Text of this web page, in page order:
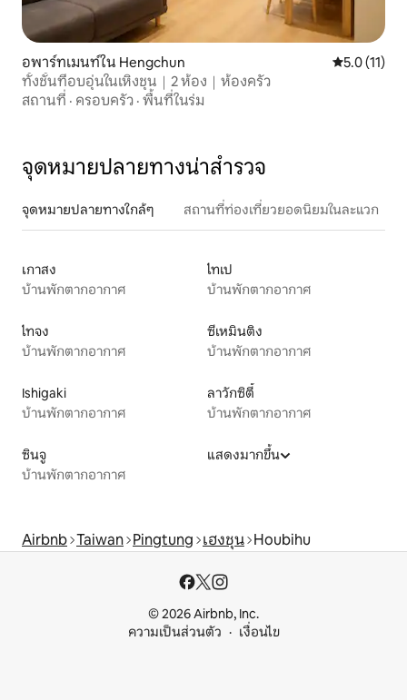
อพาร์ทเมนท์ใน Hengchun คะแนนเฉลี่ย
5.0 (11)
ทั้งชั้นที่อบอุ่นในเหิงชุน｜2 ห้อง｜ห้องครัว
สถานที่ · ครอบครัว · พื้นที่ในร่ม
จุดหมายปลายทางน่าสำรวจ
จุดหมายปลายทางใกล้ๆ สถานที่ท่องเที่ยวยอดนิยมในละแวก
เกาสง
บ้านพักตากอากาศ
ไทเป
บ้านพักตากอากาศ
ไทจง
บ้านพักตากอากาศ
ซีเหมินติง
บ้านพักตากอากาศ
Ishigaki
บ้านพักตากอากาศ
ลาวักซิตี้
บ้านพักตากอากาศ
ซินจู
บ้านพักตากอากาศ
แสดงมากขึ้น
Airbnb Taiwan Pingtung เฮงชุน Houbihu
© 2026 Airbnb, Inc.
ความเป็นส่วนตัว
เงื่อนไข